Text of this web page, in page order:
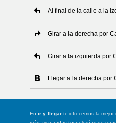
Al final de la calle a la
Girar a la derecha por
Girar a la izquierda por
Llegar a la derecha por
En ir y llegar te ofrecemos la